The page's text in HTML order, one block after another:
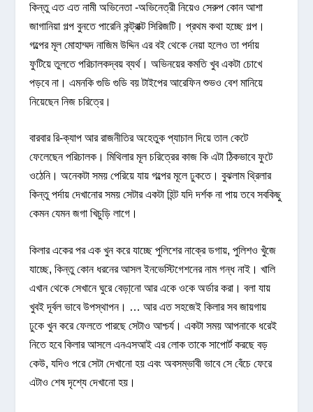
কিন্তু এত এত নামী অভিনেতা -অভিনেত্রী নিয়েও সেরুপ কোন আশা
জাগানিয়া গল্প বুনতে পারেনি কন্ট্রাক্ট সিরিজটি। প্রথম কথা হচ্ছে গল্প।
গল্পের মূল মোহাম্মদ নাজিম উদ্দিন এর বই থেকে নেয়া হলেও তা পর্দায়
ফুটিয়ে তুলতে পরিচালকদ্বয় ব্যর্থ। অভিনয়ের কমতি খুব একটা চোখে
পড়বে না। এমনকি গুডি গুডি বয় টাইপের আরেফিন শুভও বেশ মানিয়ে
নিয়েছেন নিজ চরিত্রে।
বারবার রি-ক্যাপ আর রাজনীতির অহেতুক প্যাচাল দিয়ে তাল কেটে
ফেলেছেন পরিচালক। মিথিলার মূল চরিত্রের কাজ কি এটা ঠিকভাবে ফুটে
ওঠেনি। অনেকটা সময় পেরিয়ে যায় গল্পের মূলে ঢুকতে। বুঝলাম থ্রিলার
কিন্তু পর্দায় দেখানোর সময় সেটার একটা হিন্ট যদি দর্শক না পায় তবে সবকিছু
কেমন যেমন জগা খিচুড়ি লাগে।
কিলার একের পর এক খুন করে যাচ্ছে পুলিশের নাকে্র ডগায়, পুলিশও খুঁজে
যাচ্ছে, কিন্তু কোন ধরনের আসল ইনভেস্টিগেশনের নাম গন্ধ নাই। খালি
এখান থেকে সেখানে ঘুরে বেড়া্নো আর একে ওকে অর্ডার করা। বলা যায়
খুবই দূর্বল ভাবে উপস্থাপন। … আর এত সহজেই কিলার সব জায়গায়
ঢুকে খুন করে ফেলতে পারছে সেটাও আশ্চর্য। একটা সময় আপনাকে ধরেই
নিতে হবে কিলার আসলে এনএসআই এর লোক তাকে সাপোর্ট করছে বড়
কেউ, যদিও পরে সেটা দেখানো হয় এবং অবসম্ভাবী ভাবে সে বেঁচে ফেরে
এটাও শেষ দৃশ্যে দেখানো হয়।